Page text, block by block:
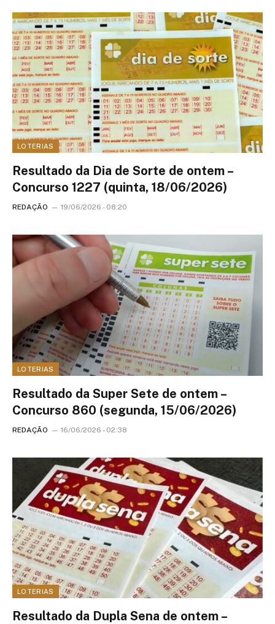
LOTERIAS
Resultado da Dia de Sorte de ontem –
Concurso 1227 (quinta, 18/06/2026)
REDAÇÃO 19/06/2026 - 08:20
LOTERIAS
Resultado da Super Sete de ontem –
Concurso 860 (segunda, 15/06/2026)
REDAÇÃO 16/06/2026 - 02:38
LOTERIAS
Resultado da Dupla Sena de ontem –